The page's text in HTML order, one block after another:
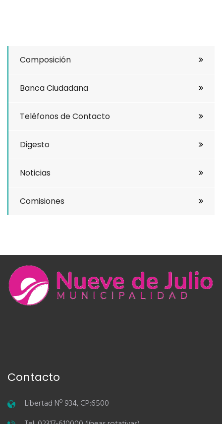
Composición
Banca Ciudadana
Teléfonos de Contacto
Digesto
Noticias
Comisiones
Contacto
Libertad Nº 934, CP:6500